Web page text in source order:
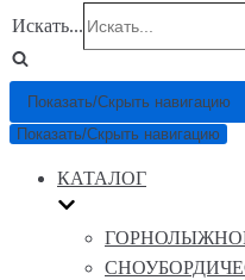
Искать...
Показать/Скрыть навигацию
Показать/Скрыть навигацию
КАТАЛОГ